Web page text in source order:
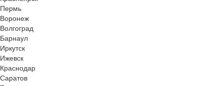
Пермь
Воронеж
Волгоград
Барнаул
Иркутск
Ижевск
Краснодар
Саратов